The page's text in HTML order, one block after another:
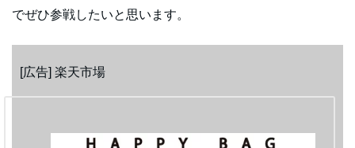
でぜひ参戦したいと思います。
[広告] 楽天市場